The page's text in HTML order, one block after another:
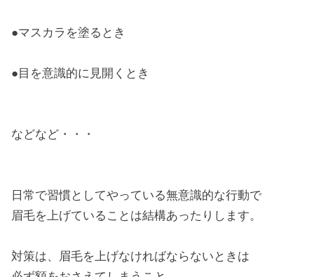
●マスカラを塗るとき
●目を意識的に見開くとき
などなど・・・
日常で習慣としてやっている無意識的な行動で
眉毛を上げていることは結構あったりします。
対策は、眉毛を上げなければならないときは